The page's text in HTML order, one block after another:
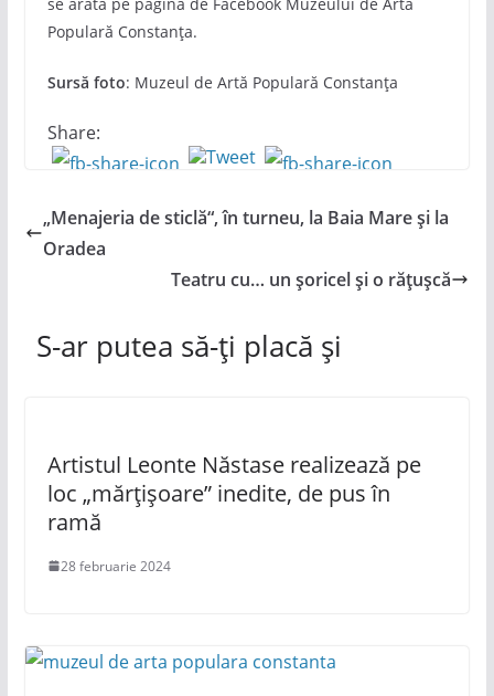
Populară Constanța.
Sursă foto: Muzeul de Artă Populară Constanța
Share:
„Menajeria de sticlă“, în turneu, la Baia Mare și la
Oradea
Teatru cu… un șoricel și o rățușcă
S-ar putea să-ți placă și
Artistul Leonte Năstase realizează pe
loc „mărțișoare” inedite, de pus în
ramă
28 februarie 2024